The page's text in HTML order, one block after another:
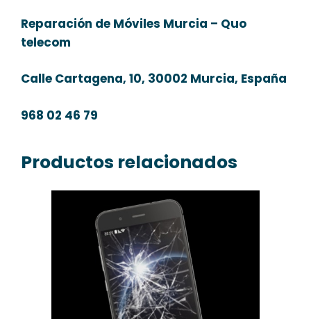
Reparación de Móviles Murcia – Quo
telecom
Calle Cartagena, 10, 30002 Murcia, España
968 02 46 79
Productos relacionados